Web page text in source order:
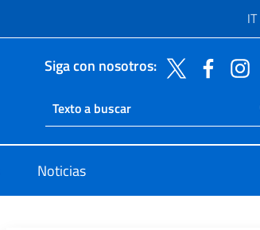
IT
Siga con nosotros:
Ricerca sito live
Buscar en el sitio
Noticias